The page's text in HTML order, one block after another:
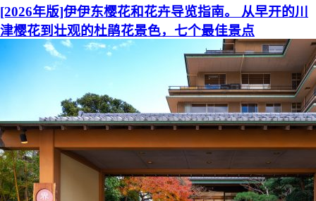
[2026年版]伊伊东樱花和花卉导览指南。 从早开的川
津樱花到壮观的杜鹃花景色，七个最佳景点